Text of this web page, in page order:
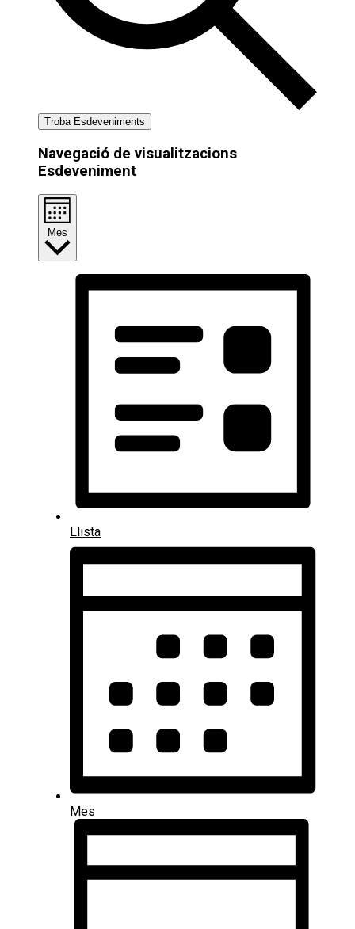
Troba Esdeveniments
Navegació de visualitzacions
Esdeveniment
Mes
Llista
Mes